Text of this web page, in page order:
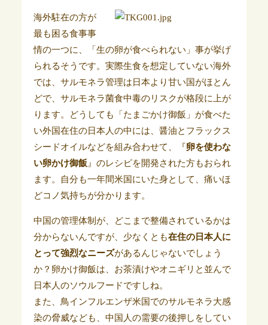
海外駐在の方が
最も困る食事事
情の一つに、「生の卵が食べられない」事が挙げ
られるそうです。実際生食を想定していない海外
では、サルモネラ管理は日本より甘い国がほとん
どで、サルモネラ菌食中毒のリスクが格段に上が
ります。どうしても「たまごかけ御飯」が食べた
い外国在住の日本人の中には、醤油とフラックス
シードオイルなどを組み合わせて、『卵を使わな
い卵かけ御飯 』のレシピを開発された方もおられ
ます。自分も一年間米国にいた身として、痛いほ
どコノ気持ちが分かります。
中国の管理体制が、どこまで整備されているかは
分からないんですが、少なくとも在住の日本人に
とって強烈なニーズがあるんじゃないでしょう
か？卵かけ御飯は、お茶漬けやオニギリと並んで
日本人のソウルフードですしね。
また、鳥インフルエンザ米国でのサルモネラ大感
染の脅威なども、中国人の需要の後押しをしてい